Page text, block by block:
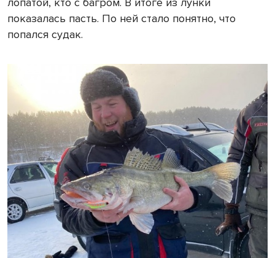
показалась пасть. По ней стало понятно, что
попался судак.